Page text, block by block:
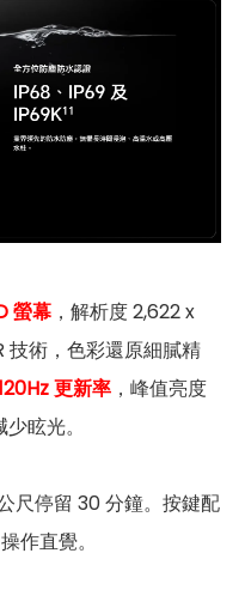
螢幕 ，解析度 2,622 x
技術，色彩還原細膩精
更新率 ，峰值亮度
眩光。
尺停留 30 分鐘。按鍵配
作直覺。